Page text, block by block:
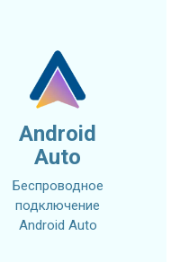
Android
Auto
Беспроводное
подключение
Android Auto